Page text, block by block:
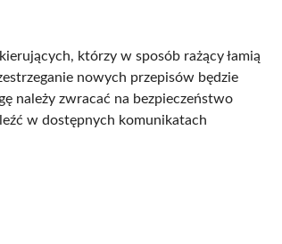
którzy w sposób rażący łamią
nowych przepisów będzie
należy zwracać na bezpieczeństwo
w dostępnych komunikatach